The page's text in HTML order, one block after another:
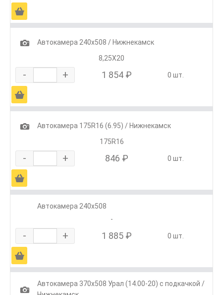
Ä
1
Автокамера 240х508 / Нижнекамск
8,25Х20
- + 1 854 ₽ 0 шт.
Ä
1
Автокамера 175R16 (6.95) / Нижнекамск
175R16
- + 846 ₽ 0 шт.
Ä
Автокамера 240х508
-
- + 1 885 ₽ 0 шт.
Ä
1
Автокамера 370х508 Урал (14.00-20) с подкачкой /